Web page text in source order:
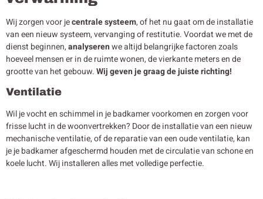
Wij zorgen voor jecentrale systeem, of het nu gaat om de installatie
van een nieuw systeem, vervanging of restitutie. Voordat we met de
dienst beginnen,analyserenwe altijd belangrijke factoren zoals
hoeveel mensen er in de ruimte wonen, de vierkante meters en de
grootte van het gebouw.Wij geven je graag de juiste richting!
Ventilatie
Wil je vocht en schimmel in je badkamer voorkomen en zorgen voor
frisse lucht in de woonvertrekken? Door de installatie van een nieuw
mechanische ventilatie, of de reparatie van een oude ventilatie, kan
je je badkamer afgeschermd houden met de circulatie van schone en
koele lucht. Wij installeren alles met volledige perfectie.